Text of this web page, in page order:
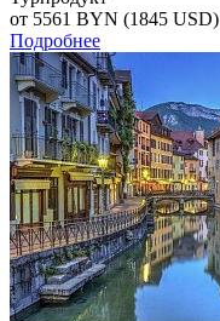
от 5561 BYN (1845 USD)
Подробнее